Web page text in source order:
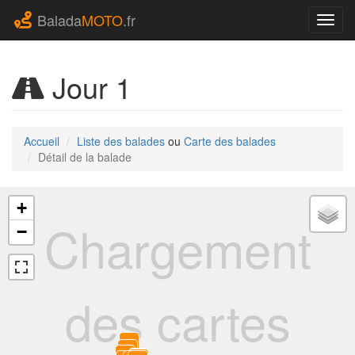
BaladaMOTO.fr
Jour 1
Accueil Liste des balades ou Carte des balades
Détail de la balade
Chargement
des cartes
0
1
+
−